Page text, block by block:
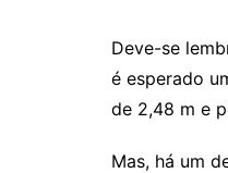
Deve-se
é esperado
de 2,48 m e
Mas, há um